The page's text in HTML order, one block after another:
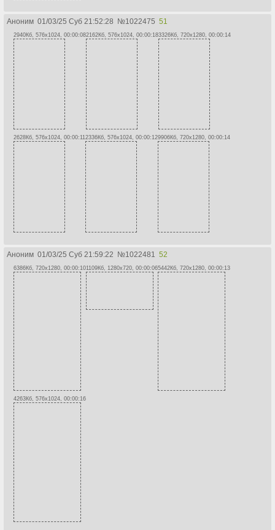
Аноним 01/03/25 Суб 21:52:28 №1022475 51
2940Кб, 576x1024, 00:00:082162Кб, 576x1024, 00:00:183326Кб, 720x1280, 00:00:14
2628Кб, 576x1024, 00:00:112336Кб, 576x1024, 00:00:129906Кб, 720x1280, 00:00:14
Аноним 01/03/25 Суб 21:59:22 №1022481 52
6386Кб, 720x1280, 00:00:101109Кб, 1280x720, 00:00:065442Кб, 720x1280, 00:00:13
4263Кб, 576x1024, 00:00:16